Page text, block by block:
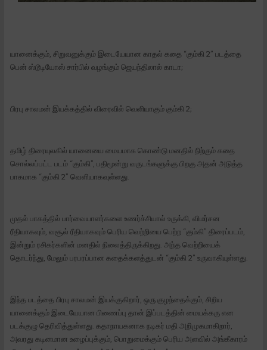
யானைக்கும், சிறுவனுக்கும் இடையேயான காதல் கதை “கும்கி 2” படத்தை
பென் ஸ்டூடியோஸ் சார்பில் வழங்கும் ஜெயந்திலால் காடா;
பிரபு சாலமன் இயக்கத்தில் விரைவில் வெளியாகும் கும்கி 2;
தமிழ் திரையுலகில் யானையை மையமாக கொண்டு மனதில் நிற்கும் கதை
சொல்லப்பட்ட படம் “கும்கி”, பதிமூன்று வருடங்களுக்கு பிறகு அதன் அடுத்த
பாகமாக “கும்கி 2” வெளியாகவுள்ளது.
முதல் பாகத்தில் பார்வையாளர்களை உணர்ச்சியால் உருக்கி, விமர்சன
ரீதியாகவும், வசூல் ரீதியாகவும் பெரிய வெற்றியை பெற்ற “கும்கி” திரைப்படம்,
இன்றும் ரசிகர்களின் மனதில் நிலைத்திருக்கிறது. அந்த வெற்றியைக்
தொடர்ந்து, மேலும் பரபரப்பான கதைக்களத்துடன் “கும்கி 2” உருவாகியுள்ளது.
இந்த படத்தை பிரபு சாலமன் இயக்குகிறார், ஒரு குழந்தைக்கும், சிறிய
யானைக்கும் இடையேயான பிணைப்பு தான் இப்படத்தின் மையக்கரு என
படக்குழு தெரிவித்துள்ளது. கதாநாயகனாக நடிகர் மதி அறிமுகமாகிறார்,
அவரது கடினமான உழைப்புக்கும், பொறுமைக்கும் பெரிய அளவில் அங்கீகாரம்